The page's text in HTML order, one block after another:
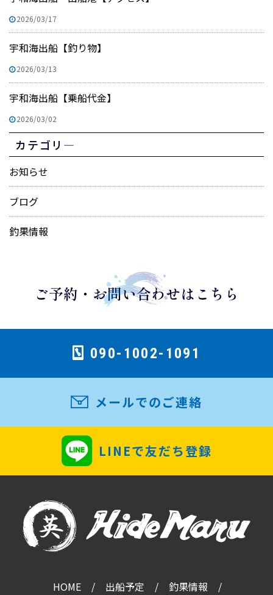
2026/03/17
宇和海出船【釣り物】
2026/03/13
宇和海出船【乗船代金】
2026/03/02
カテゴリ―
お知らせ
ブログ
釣果情報
ご予約・お問い合わせはこちら
090-1002-1091
メールでのご連絡
LINEで友だち登録
HOME 出船予定 釣果情報